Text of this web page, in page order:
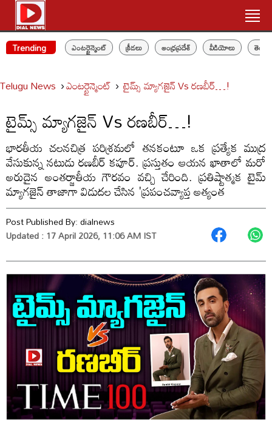
Trending ఎంటర్టైన్మెంట్ క్రీడలు ఆంధ్రప్రదేశ్ వీడియోలు
Telugu News ఎంటర్టైన్మెంట్ టైమ్స్ మ్యాగజైన్ Vs రణబీర్…!
టైమ్స్ మ్యాగజైన్ Vs రణబీర్…!
భారతీయ చలనచిత్ర పరిశ్రమలో తనకంటూ ఒక ప్రత్యేక ముద్ర
వేసుకున్న నటుడు రణబీర్ కపూర్. ప్రస్తుతం ఆయన ఖాతాలో మరో
అరుదైన అంతర్జాతీయ గౌరవం వచ్చి చేరింది. ప్రతిష్టాత్మక టైమ్
మ్యాగజైన్ తాజాగా విడుదల చేసిన 'ప్రపంచవ్యాప్త అత్యంత
Post Published By:dialnews
Updated : 17 April 2026, 11:06 AM IST